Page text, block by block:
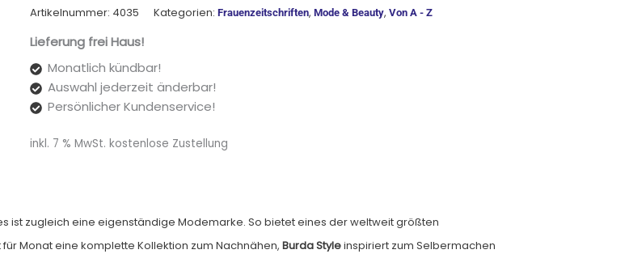
Artikelnummer: 4035 Kategorien: Frauenzeitschriften, Mode & Beauty, Von A - Z
Lieferung frei Haus!
Monatlich kündbar!
Auswahl jederzeit änderbar!
Persönlicher Kundenservice!
inkl. 7 % MwSt. kostenlose Zustellung
ist zugleich eine eigenständige Modemarke. So bietet eines der weltweit größten
Monat eine komplette Kollektion zum Nachnähen, Burda Styleinspiriert zum Selbermachen